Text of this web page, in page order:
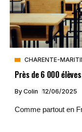
CHARENTE-
Près de 6 000
By Colin 12/06/2025
Comme partout en